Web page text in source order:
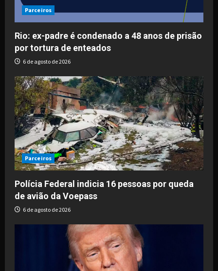
Parceiros
Rio: ex-padre é condenado a 48 anos de prisão
por tortura de enteados
6 de agosto de 2026
Parceiros
Polícia Federal indicia 16 pessoas por queda
de avião da Voepass
6 de agosto de 2026